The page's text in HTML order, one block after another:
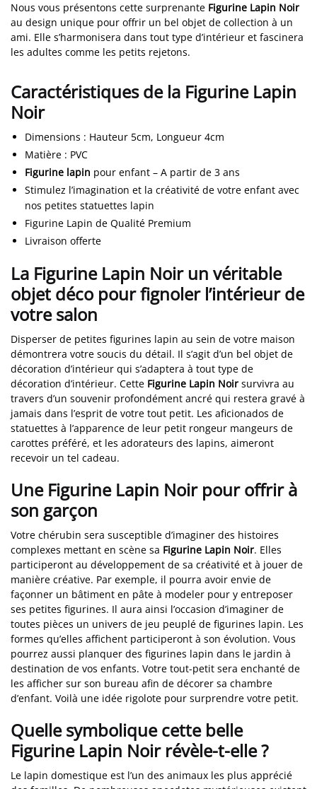
Nous vous présentons cette surprenante Figurine Lapin Noir
au design unique pour offrir un bel objet de collection à un
ami. Elle s’harmonisera dans tout type d’intérieur et fascinera
les adultes comme les petits rejetons.
Caractéristiques de la Figurine Lapin
Noir
Dimensions : Hauteur 5cm, Longueur 4cm
Matière : PVC
Figurine lapin pour enfant – A partir de 3 ans
Stimulez l’imagination et la créativité de votre enfant avec
nos petites statuettes lapin
Figurine Lapin de Qualité Premium
Livraison offerte
La Figurine Lapin Noir un véritable
objet déco pour fignoler l’intérieur de
votre salon
Disperser de petites figurines lapin au sein de votre maison
démontrera votre soucis du détail. Il s’agit d’un bel objet de
décoration d’intérieur qui s’adaptera à tout type de
décoration d’intérieur. Cette Figurine Lapin Noir survivra au
travers d’un souvenir profondément ancré qui restera gravé à
jamais dans l’esprit de votre tout petit. Les aficionados de
statuettes à l’apparence de leur petit rongeur mangeurs de
carottes préféré, et les adorateurs des lapins, aimeront
recevoir un tel cadeau.
Une Figurine Lapin Noir pour offrir à
son garçon
Votre chérubin sera susceptible d’imaginer des histoires
complexes mettant en scène sa Figurine Lapin Noir. Elles
participeront au développement de sa créativité et à jouer de
manière créative. Par exemple, il pourra avoir envie de
façonner un bâtiment en pâte à modeler pour y entreposer
ses petites figurines. Il aura ainsi l’occasion d’imaginer de
toutes pièces un univers de jeu peuplé de figurines lapin. Les
formes qu’elles affichent participeront à son évolution. Vous
pourrez aussi planquer des figurines lapin dans le jardin à
destination de vos enfants. Votre tout-petit sera enchanté de
les afficher sur son bureau afin de décorer sa chambre
d’enfant. Voilà une idée rigolote pour surprendre votre petit.
Quelle symbolique cette belle
Figurine Lapin Noir révèle-t-elle ?
Le lapin domestique est l’un des animaux les plus apprécié